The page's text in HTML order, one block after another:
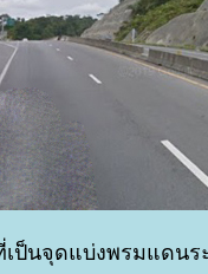
ป็นจุดแบ่งพรมแดน